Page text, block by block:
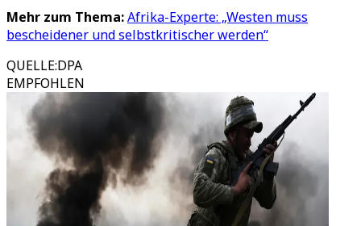
Mehr zum Thema:Afrika-Experte: „Westen muss
bescheidener und selbstkritischer werden“
QUELLE:DPA
EMPFOHLEN